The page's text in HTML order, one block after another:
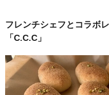
フレンチシェフとコラボ
「C.C.C」